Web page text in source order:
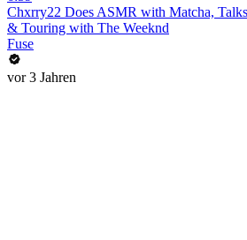
Chxrry22 Does ASMR with Matcha,
& Touring with The Weeknd
Fuse
vor 3 Jahren